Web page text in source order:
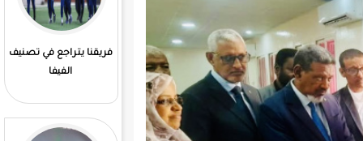
فريقنا يتراجع في تصنيف
الفيفا
المرابطون يفوزون علي
مدغشقر